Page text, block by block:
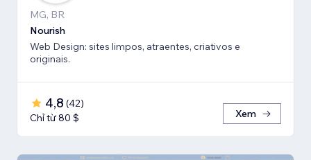
MG, BR
Nourish
Web Design: sites limpos, atraentes, criativos e
originais.
4,8 (42)
Chỉ từ 80 $
Xem